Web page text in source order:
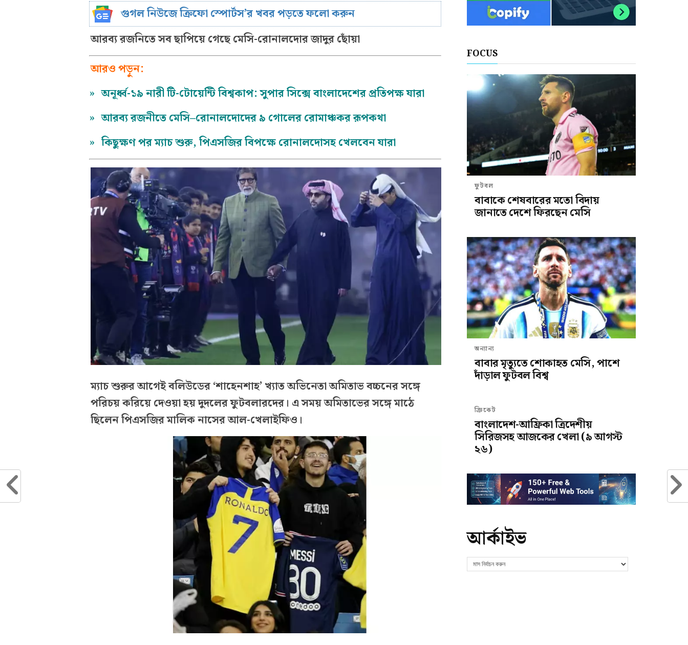
গুগল নিউজে ক্রিফো স্পোর্টস’র খবর পড়তে ফলো করুন
আরব্য রজনিতে সব ছাপিয়ে গেছে মেসি-রোনালদোর জাদুর ছোঁয়া
আরও পড়ুন:
» অনূর্ধ্ব-১৯ নারী টি-টোয়েন্টি বিশ্বকাপ: সুপার সিক্সে বাংলাদেশের প্রতিপক্ষ যারা
» আরব্য রজনীতে মেসি–রোনালদোদের ৯ গোলের রোমাঞ্চকর রূপকথা
» কিছুক্ষণ পর ম্যাচ শুরু, পিএসজির বিপক্ষে রোনালদোসহ খেলবেন যারা
ম্যাচ শুরুর আগেই বলিউডের ‘শাহেনশাহ’ খ্যাত অভিনেতা অমিতাভ বচ্চনের সঙ্গে
পরিচয় করিয়ে দেওয়া হয় দুদলের ফুটবলারদের। এ সময় অমিতাভের সঙ্গে মাঠে
ছিলেন পিএসজির মালিক নাসের আল-খেলাইফিও।
FOCUS
ফুটবল
বাবাকে শেষবারের মতো বিদায়
জানাতে দেশে ফিরছেন মেসি
অন্যান্য
বাবার মৃত্যুতে শোকাহত মেসি, পাশে
দাঁড়াল ফুটবল বিশ্ব
ক্রিকেট
বাংলাদেশ-আফ্রিকা ত্রিদেশীয়
সিরিজসহ আজকের খেলা (৯ আগস্ট
২৬)
আর্কাইভ